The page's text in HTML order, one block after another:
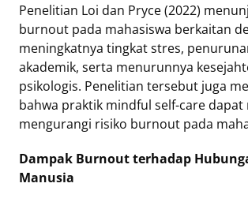
Penelitian Loi dan Pryce (2022)
burnout pada mahasiswa berkaitan
meningkatnya tingkat stres,
akademik, serta menurunnya
psikologis. Penelitian tersebut juga
bahwa praktik mindful self-care
mengurangi risiko burnout pada
Dampak Burnout terhadap
Manusia